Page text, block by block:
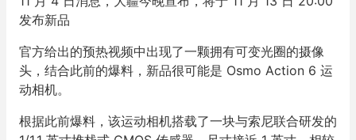
发布新品
官方给出的预热视频中出现了一颗拥有可变光圈的摄像
头，结合此前的爆料，新品很可能是 Osmo Action 6 运
动相机。
根据此前爆料，该运动相机搭载了一块与索尼联合研发的